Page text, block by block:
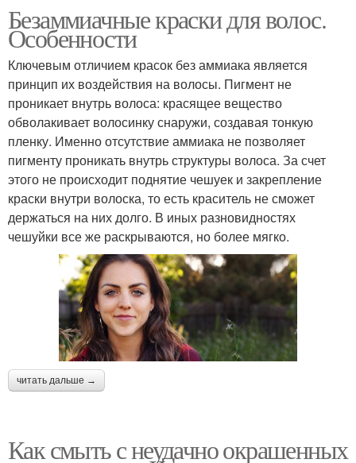
Безаммиачные краски для волос.
Особенности
Ключевым отличием красок без аммиака является
принцип их воздействия на волосы. Пигмент не
проникает внутрь волоса: красящее вещество
обволакивает волосинку снаружи, создавая тонкую
пленку. Именно отсутствие аммиака не позволяет
пигменту проникать внутрь структуры волоса. За счет
этого не происходит поднятие чешуек и закрепление
краски внутри волоска, то есть краситель не сможет
держаться на них долго. В иных разновидностях
чешуйки все же раскрываются, но более мягко.
читать дальше →
Как смыть с неудачно окрашенных